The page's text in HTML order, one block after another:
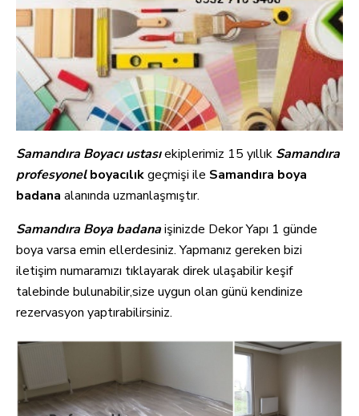
Samandıra Boyacı ustasıekiplerimiz 15 yıllık Samandıra
profesyonelboyacılıkgeçmişi ile Samandıra boya
badana alanında uzmanlaşmıştır.
Samandıra Boya badanaişinizde Dekor Yapı 1 günde
boya varsa emin ellerdesiniz. Yapmanız gereken bizi
iletişim numaramızı tıklayarak direk ulaşabilir keşif
talebinde bulunabilir,size uygun olan günü kendinize
rezervasyon yaptırabilirsiniz.